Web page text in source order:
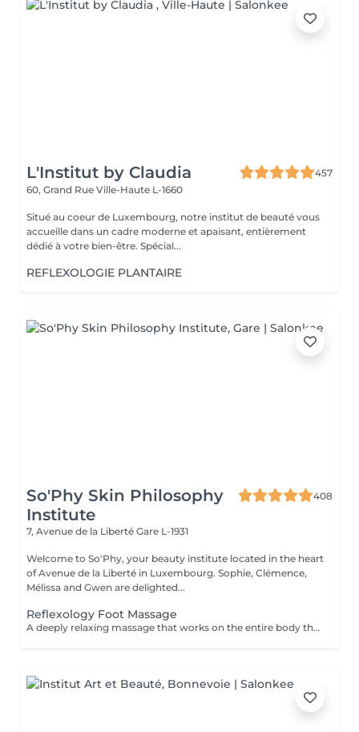
L'Institut by Claudia
457
60, Grand Rue Ville-Haute L-1660
Situé au coeur de Luxembourg, notre institut de beauté vous
accueille dans un cadre moderne et apaisant, entièrement
dédié à votre bien-être. Spécial...
REFLEXOLOGIE PLANTAIRE
So'Phy Skin Philosophy
Institute
408
7, Avenue de la Liberté Gare L-1931
Welcome to So'Phy, your beauty institute located in the heart
of Avenue de la Liberté in Luxembourg. Sophie, Clémence,
Mélissa and Gwen are delighted...
Reflexology Foot Massage
A deeply relaxing massage that works on the entire body through specific pressure points located on the feet. Through targeted pressure, this treatment helps release tension, stimulate the body's natural functions and promote an overall sense of balance. It provides deep relaxation, enhances the feeling of lightness and helps calm both body and mind. An ideal moment to release accumulated tension, reconnect and restore a sense of overall well-being.